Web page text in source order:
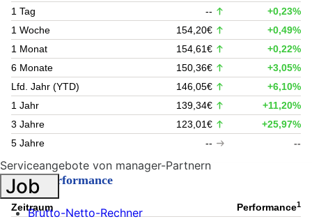
1 Tag
--
+0,23%
1 Woche
154,20€
+0,49%
1 Monat
154,61€
+0,22%
6 Monate
150,36€
+3,05%
Lfd. Jahr (YTD)
146,05€
+6,10%
1 Jahr
139,34€
+11,20%
3 Jahre
123,01€
+25,97%
5 Jahre
-- --
Fondsperformance
Zeitraum Performance1
Serviceangebote von manager-Partnern
Job
Brutto-Netto-Rechner